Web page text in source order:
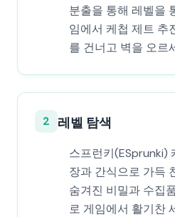
분출을 통해 레벨을
임에서 케첩 제트 추
를 건너고 벽을 오르
2 레벨 탐색
스프런키(ESprunki)
장과 간식으로 가득
숨겨진 비밀과 수집
로 게임에서 활기찬